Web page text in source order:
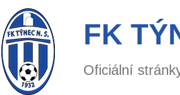
FK
Oficiální